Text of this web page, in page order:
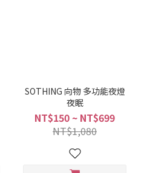
SOTHING 向物 多功能夜燈
夜眠
NT$150 ~ NT$699
NT$1,080